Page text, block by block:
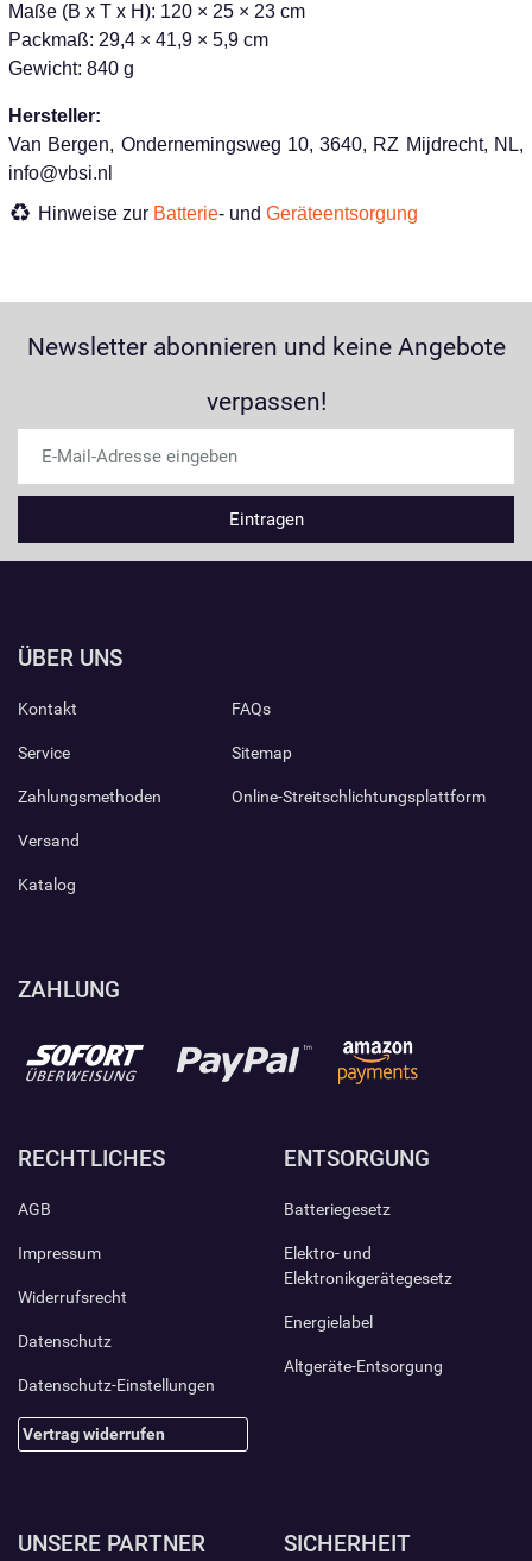
Maße (B x T x H): 120 × 25 × 23 cm
Packmaß: 29,4 × 41,9 × 5,9 cm
Gewicht: 840 g
Hersteller:
Van Bergen, Ondernemingsweg 10, 3640, RZ Mijdrecht, NL,
info@vbsi.nl
Hinweise zur Batterie- und Geräteentsorgung
Newsletter abonnieren und keine Angebote
verpassen!
ÜBER UNS
Kontakt
Service
Zahlungsmethoden
Versand
Katalog
FAQs
Sitemap
Online-Streitschlichtungsplattform
ZAHLUNG
RECHTLICHES
AGB
Impressum
Widerrufsrecht
Datenschutz
Datenschutz-Einstellungen
Vertrag widerrufen
ENTSORGUNG
Batteriegesetz
Elektro- und
Elektronikgerätegesetz
Energielabel
Altgeräte-Entsorgung
UNSERE PARTNER SICHERHEIT